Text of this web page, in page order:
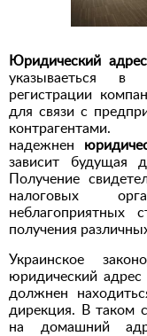
Юридический
указываеться в
регистрации
для связи с
надежнен
зависит будущая
Получение
налоговых
получения
Украинское
юридический
должнен
дирекция. В таком
на домашний